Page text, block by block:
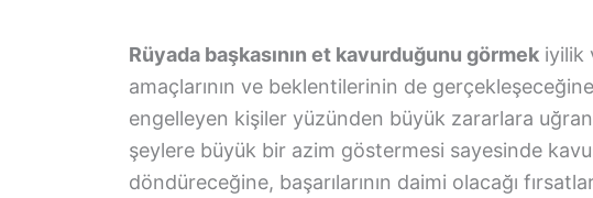
Rüyada başkasının et kavurduğunu görmek iyilik
amaçlarının ve beklentilerinin de
engelleyen kişiler yüzünden büyük zararlara
şeylere büyük bir azim göstermesi sayesinde
döndüreceğine, başarılarının daimi olacağı